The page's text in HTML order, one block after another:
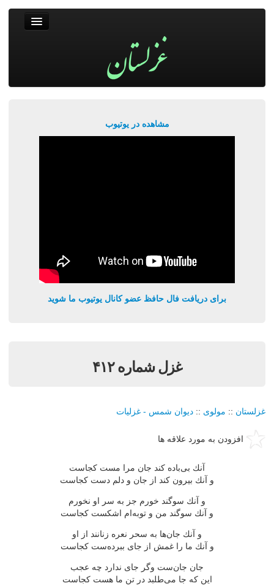
مشاهده در یوتیوب
برای دریافت فال حافظ عضو کانال یوتیوب ما شوید
غزل شماره ۴۱۲
غزلستان :: مولوی :: دیوان شمس - غزلیات
افزودن به مورد علاقه ها
آنك بی‌باده كند جان مرا مست كجاست
و آنك بیرون كند از جان و دلم دست كجاست
و آنك سوگند خورم جز به سر او نخورم
و آنك سوگند من و توبه‌ام اشكست كجاست
و آنك جان‌ها به سحر نعره زنانند از او
و آنك ما را غمش از جای ببرده‌ست كجاست
جان جان‌ست وگر جای ندارد چه عجب
این كه جا می‌طلبد در تن ما هست كجاست